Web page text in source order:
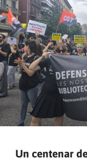
Un centenar